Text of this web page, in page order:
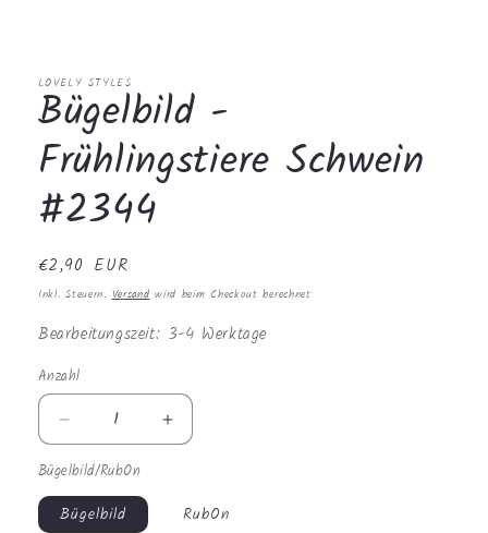
LOVELY STYLES
Bügelbild -
Frühlingstiere Schwein
#2344
Normaler
Preis
€2,90 EUR
Inkl. Steuern.Versandwird beim Checkout berechnet
Bearbeitungszeit: 3-4 Werktage
Anzahl
Anzahl
Verringere
die
Menge
für
Bügelbild
Erhöhe
die
Bügelbild
Bügelbild/RubOn
Bügelbild RubOn